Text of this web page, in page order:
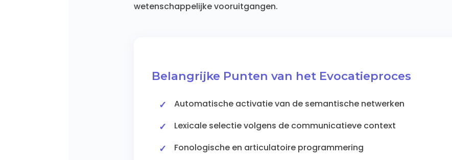
wetenschappelijke vooruitgangen.
Belangrijke Punten van het Evocatieproces
Automatische activatie van de semantische netwerken
Lexicale selectie volgens de communicatieve context
Fonologische en articulatoire programmering